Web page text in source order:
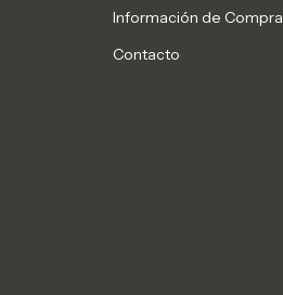
Información de Compra
Contacto